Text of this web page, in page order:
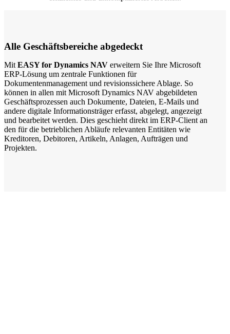
Alle Geschäftsbereiche abgedeckt
Mit EASY for Dynamics NAV erweitern Sie Ihre Microsoft
ERP-Lösung um zentrale Funktionen für
Dokumentenmanagement und revisionssichere Ablage. So
können in allen mit Microsoft Dynamics NAV abgebildeten
Geschäftsprozessen auch Dokumente, Dateien, E-Mails und
andere digitale Informationsträger erfasst, abgelegt, angezeigt
und bearbeitet werden. Dies geschieht direkt im ERP-Client an
den für die betrieblichen Abläufe relevanten Entitäten wie
Kreditoren, Debitoren, Artikeln, Anlagen, Aufträgen und
Projekten.